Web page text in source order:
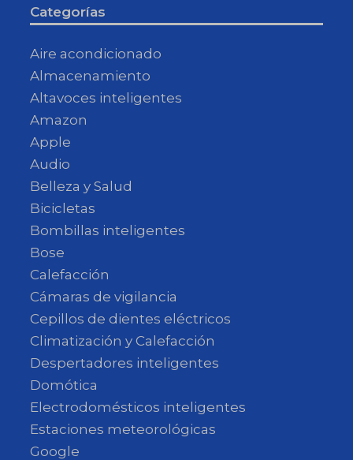
Categorías
Aire acondicionado
Almacenamiento
Altavoces inteligentes
Amazon
Apple
Audio
Belleza y Salud
Bicicletas
Bombillas inteligentes
Bose
Calefacción
Cámaras de vigilancia
Cepillos de dientes eléctricos
Climatización y Calefacción
Despertadores inteligentes
Domótica
Electrodomésticos inteligentes
Estaciones meteorológicas
Google